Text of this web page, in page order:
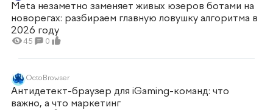
Meta незаметно заменяет живых юзеров ботами на
новорегах: разбираем главную ловушку алгоритма в
2026 году
45 0
OctoBrowser
Антидетект-браузер для iGaming-команд: что
важно, а что маркетинг